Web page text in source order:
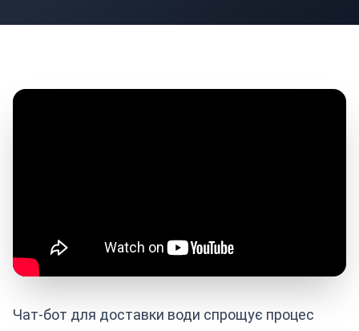
Чат-бот для доставки води спрощує процес